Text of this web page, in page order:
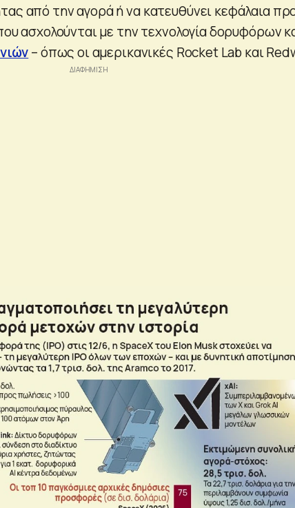
από την αγορά ή να κατευθύνει κεφάλαια
ασχολούνται με την τεχνολογία δορυφόρων
– όπως οι αμερικανικές Rocket Lab και